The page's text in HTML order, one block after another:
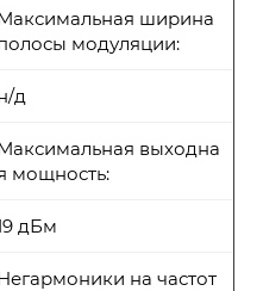
ширина
модуляции:
д
выходна
мощность:
дБм
на частот